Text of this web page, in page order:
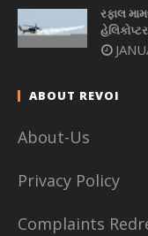
રફાલ
ABOUT REVOI
About-Us
Privacy Policy
Complaints